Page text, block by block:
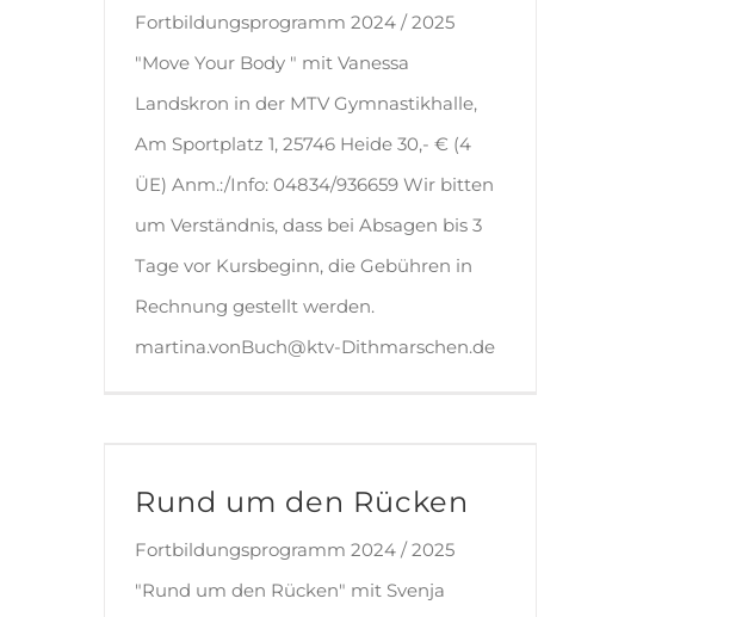
Fortbildungsprogramm 2024 / 2025
"Move Your Body " mit Vanessa
Landskron in der MTV Gymnastikhalle,
Am Sportplatz 1, 25746 Heide 30,- € (4
ÜE) Anm.:/Info: 04834/936659 Wir bitten
um Verständnis, dass bei Absagen bis 3
Tage vor Kursbeginn, die Gebühren in
Rechnung gestellt werden.
martina.vonBuch@ktv-Dithmarschen.de
Rund um den Rücken
Fortbildungsprogramm 2024 / 2025
"Rund um den Rücken" mit Svenja